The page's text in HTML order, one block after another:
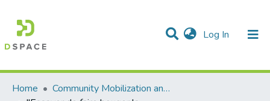
Log In (current)
Communities & Collections
Statistics
All of DSpace
Home
Community Mobilization and the Social Economy/Mobilisation communautaire et économie sociale